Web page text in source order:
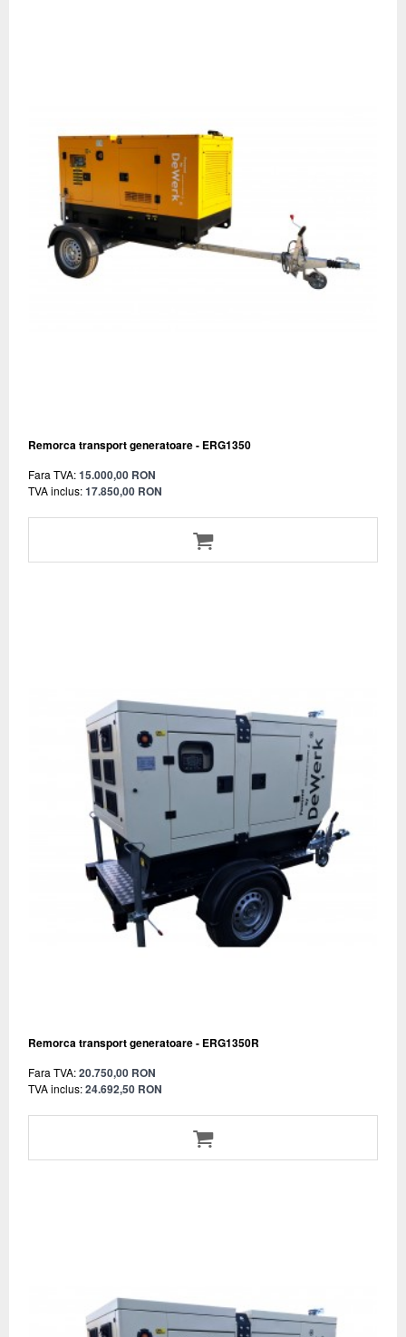
Remorca transport generatoare - ERG1350
Fara TVA:15.000,00 RON
TVA inclus:17.850,00 RON
Remorca transport generatoare - ERG1350R
Fara TVA:20.750,00 RON
TVA inclus:24.692,50 RON